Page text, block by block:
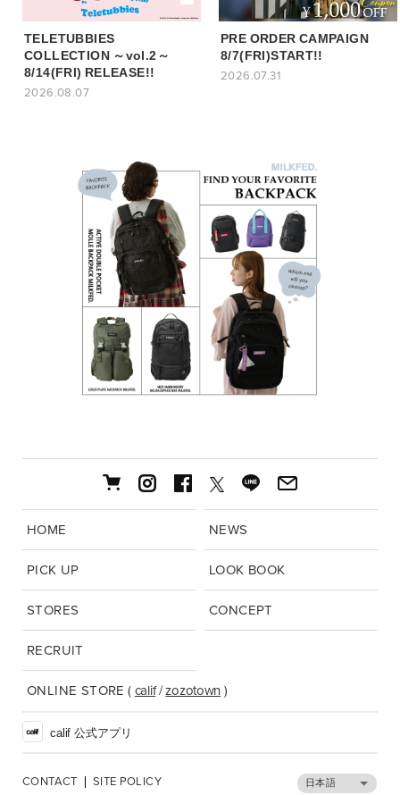
TELETUBBIES
COLLECTION ～vol.2～
8/14(FRI) RELEASE!!
2026.08.07
PRE ORDER CAMPAIGN
8/7(FRI)START!!
2026.07.31
HOME NEWS
PICK UP LOOK BOOK
STORES CONCEPT
RECRUIT
ONLINE STORE ( calif/zozotown )
calif 公式アプリ
CONTACT SITE POLICY 日本語